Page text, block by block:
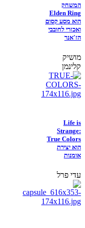
המשחק
Elden Ring
הוא מסע קסום
ואכזרי לחובבי
הז'אנר
מושיק
קלינמן
Life is
Strange:
True Colors
הוא יצירת
אומנות
עדי פרל